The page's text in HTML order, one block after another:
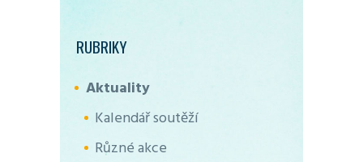
RUBRIKY
Aktuality
Kalendář soutěží
Různé akce